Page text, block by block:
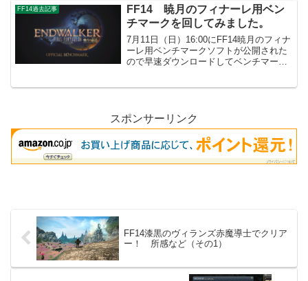
多くの方々が待ち望んでいたFF14の高難
易度コンテンツ希...
FF14過去記事
FF14 暁月のフィナーレ用ベン
チマークを回してみました。
7月11日（日）16:00にFF14暁月のフィナ
ーレ用ベンチマークソフトが公開された
ので早速ダウンロードしてベンチマーク
スポンサーリンク
FF14漆黒のヴィランズ赤魔導士でクリア
ー！ 所感など（その1）